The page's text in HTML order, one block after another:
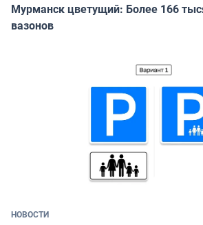
Мурманск цветущий: Более 166
вазонов
НОВОСТИ